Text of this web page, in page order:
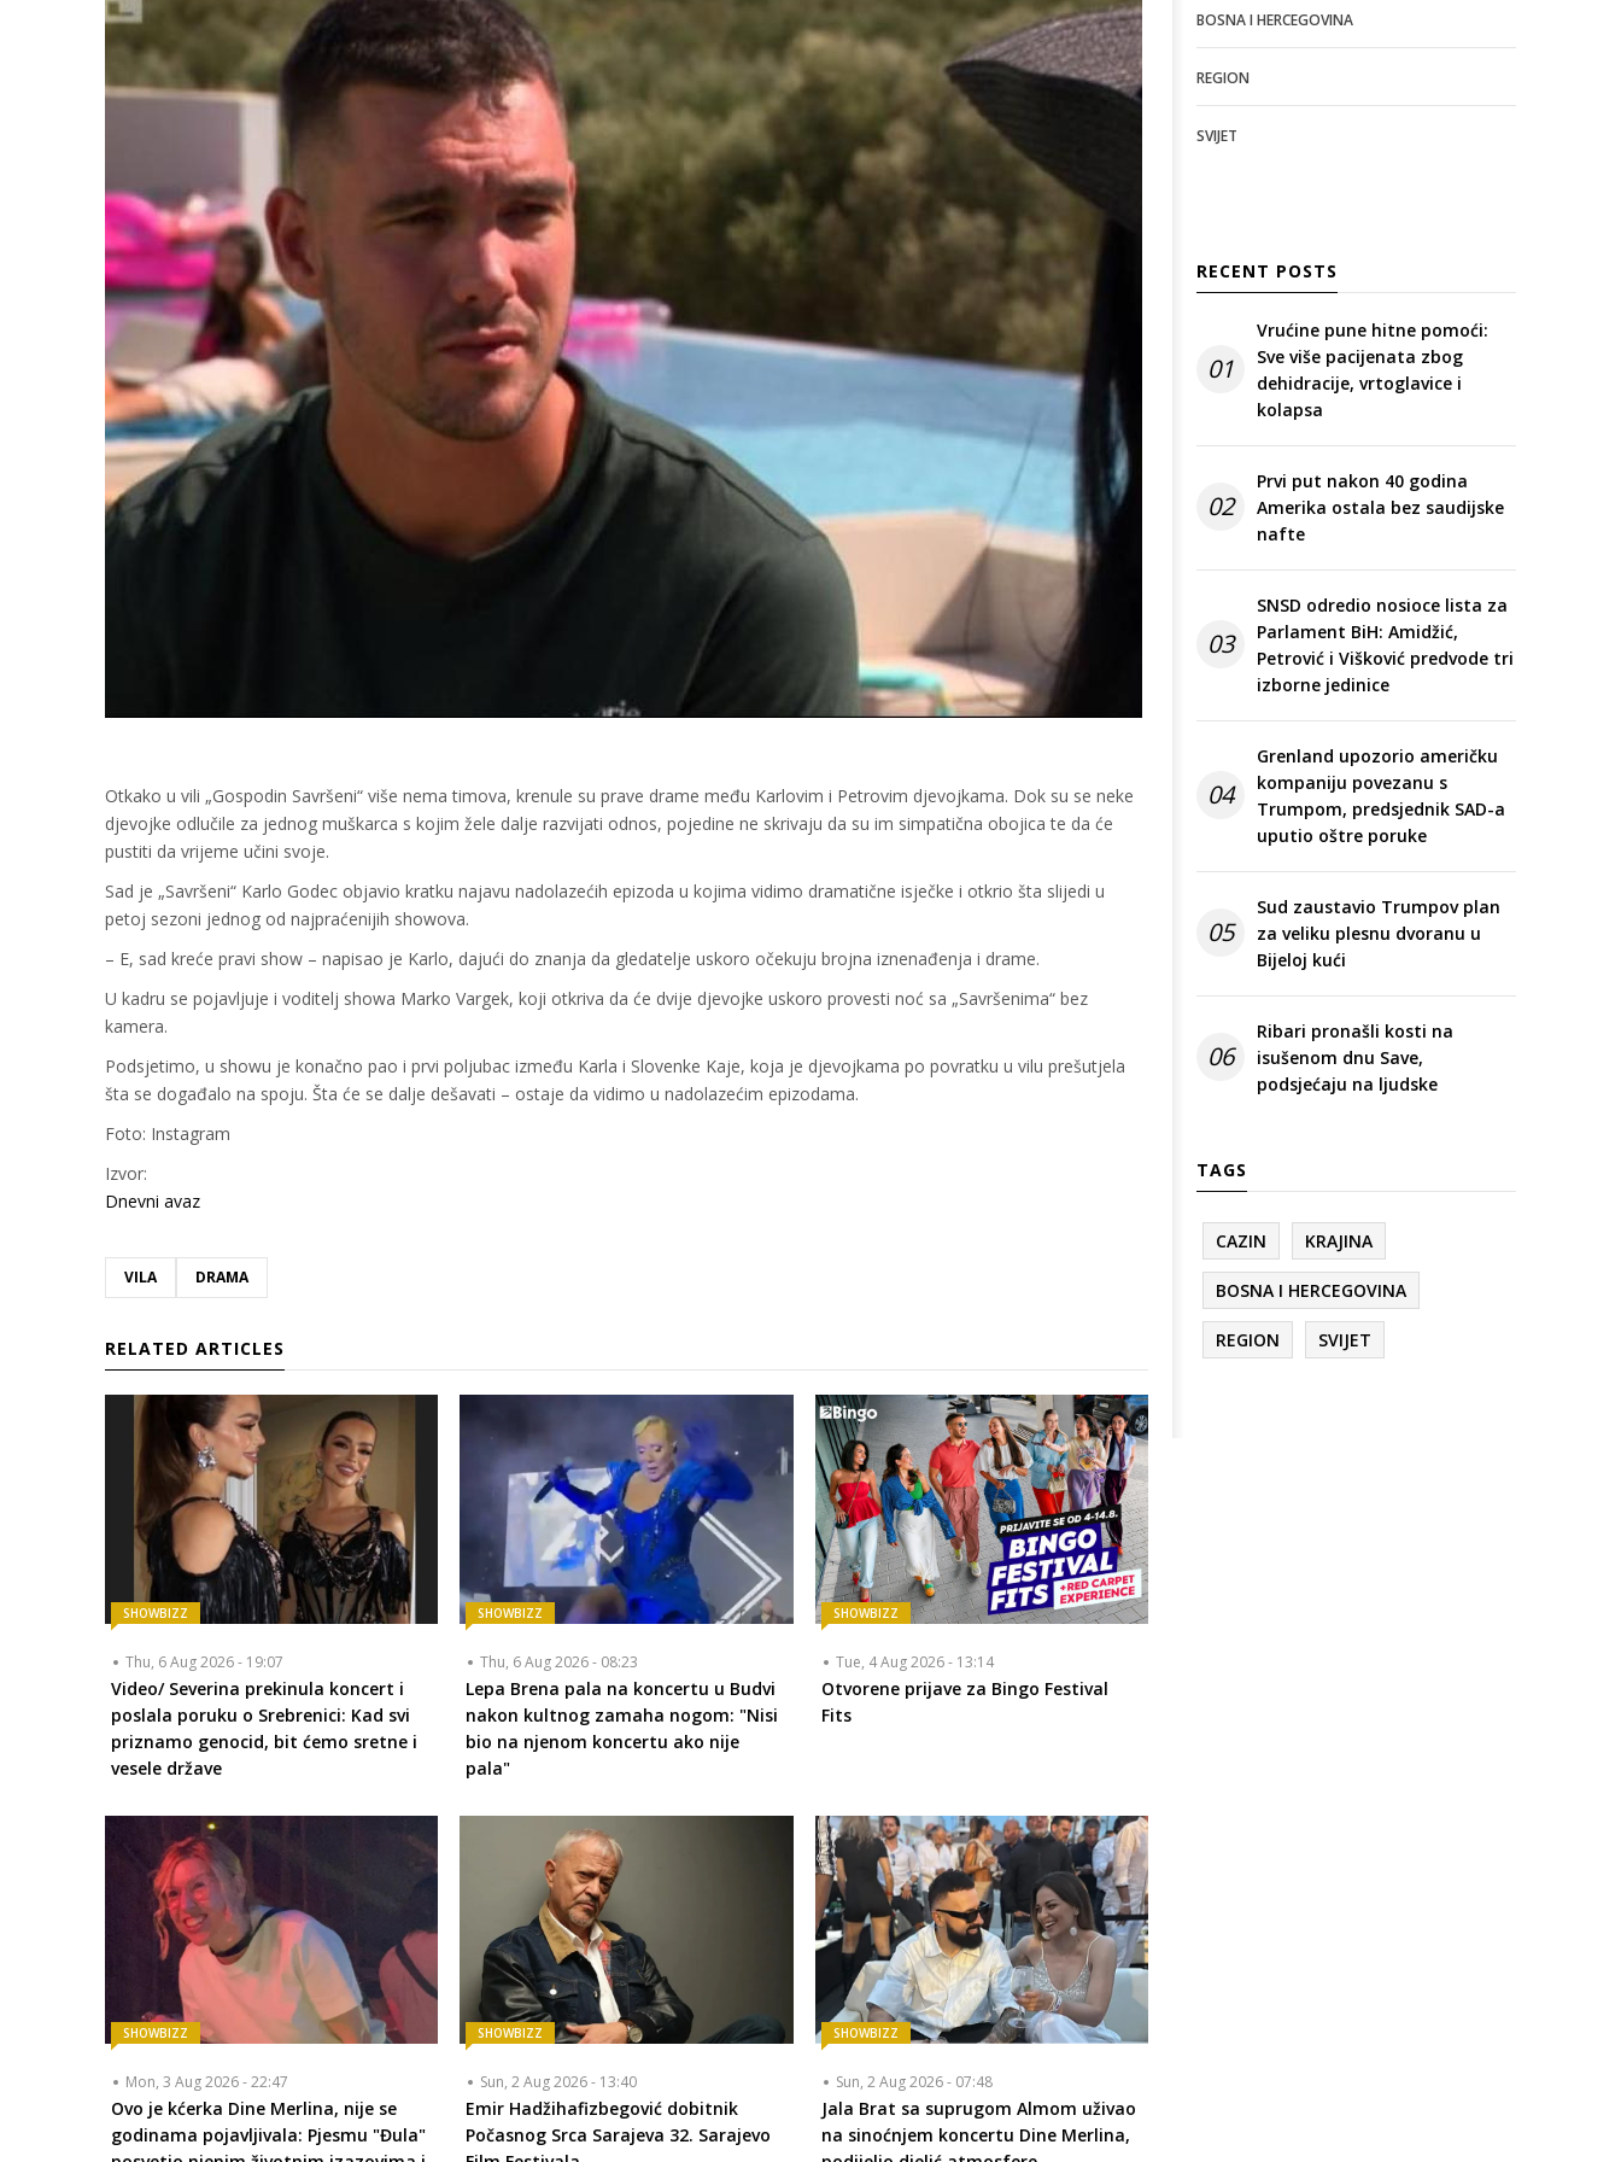
Otkako u vili „Gospodin Savršeni“ više nema timova, krenule su prave drame među Karlovim i Petrovim djevojkama. Dok su se neke
djevojke odlučile za jednog muškarca s kojim žele dalje razvijati odnos, pojedine ne skrivaju da su im simpatična obojica te da će
pustiti da vrijeme učini svoje.
Sad je „Savršeni“ Karlo Godec objavio kratku najavu nadolazećih epizoda u kojima vidimo dramatične isječke i otkrio šta slijedi u
petoj sezoni jednog od najpraćenijih showova.
– E, sad kreće pravi show – napisao je Karlo, dajući do znanja da gledatelje uskoro očekuju brojna iznenađenja i drame.
U kadru se pojavljuje i voditelj showa Marko Vargek, koji otkriva da će dvije djevojke uskoro provesti noć sa „Savršenima“ bez
kamera.
Podsjetimo, u showu je konačno pao i prvi poljubac između Karla i Slovenke Kaje, koja je djevojkama po povratku u vilu prešutjela
šta se događalo na spoju. Šta će se dalje dešavati – ostaje da vidimo u nadolazećim epizodama.
Foto: Instagram
Izvor:
Dnevni avaz
VILA DRAMA
RELATED ARTICLES
SHOWBIZZ
Thu, 6 Aug 2026 - 19:07
Video/ Severina prekinula koncert i
poslala poruku o Srebrenici: Kad svi
priznamo genocid, bit ćemo sretne i
vesele države
SHOWBIZZ
Thu, 6 Aug 2026 - 08:23
Lepa Brena pala na koncertu u Budvi
nakon kultnog zamaha nogom: "Nisi
bio na njenom koncertu ako nije
pala"
SHOWBIZZ
Tue, 4 Aug 2026 - 13:14
Otvorene prijave za Bingo Festival
Fits
SHOWBIZZ
Mon, 3 Aug 2026 - 22:47
Ovo je kćerka Dine Merlina, nije se
godinama pojavljivala: Pjesmu "Đula"
SHOWBIZZ
Sun, 2 Aug 2026 - 13:40
Emir Hadžihafizbegović dobitnik
Počasnog Srca Sarajeva 32. Sarajevo
SHOWBIZZ
Sun, 2 Aug 2026 - 07:48
Jala Brat sa suprugom Almom uživao
na sinoćnjem koncertu Dine Merlina,
BOSNA I HERCEGOVINA
REGION
SVIJET
RECENT POSTS
01
Vrućine pune hitne pomoći:
Sve više pacijenata zbog
dehidracije, vrtoglavice i
kolapsa
02
Prvi put nakon 40 godina
Amerika ostala bez saudijske
nafte
03
SNSD odredio nosioce lista za
Parlament BiH: Amidžić,
Petrović i Višković predvode tri
izborne jedinice
04
Grenland upozorio američku
kompaniju povezanu s
Trumpom, predsjednik SAD-a
uputio oštre poruke
05
Sud zaustavio Trumpov plan
za veliku plesnu dvoranu u
Bijeloj kući
06
Ribari pronašli kosti na
isušenom dnu Save,
podsjećaju na ljudske
TAGS
CAZIN KRAJINA
BOSNA I HERCEGOVINA
REGION SVIJET